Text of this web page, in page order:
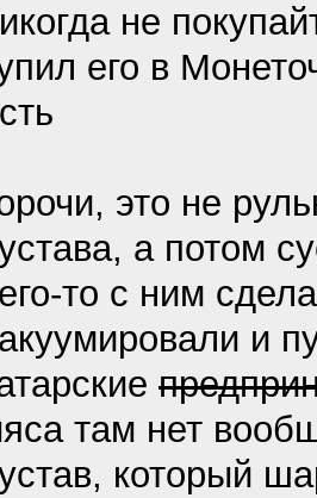
не
его в
это не
а потом
то с ним
и
там нет
который